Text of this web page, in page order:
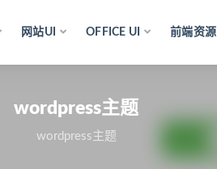
网站UI OFFICE UI 前端资源
wordpress主题
wordpress主题